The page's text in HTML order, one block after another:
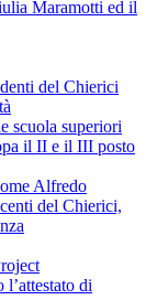
Maramotti ed il
del Chierici
scuola superiori
il II e il III posto
Alfredo
del Chierici,
l’attestato di